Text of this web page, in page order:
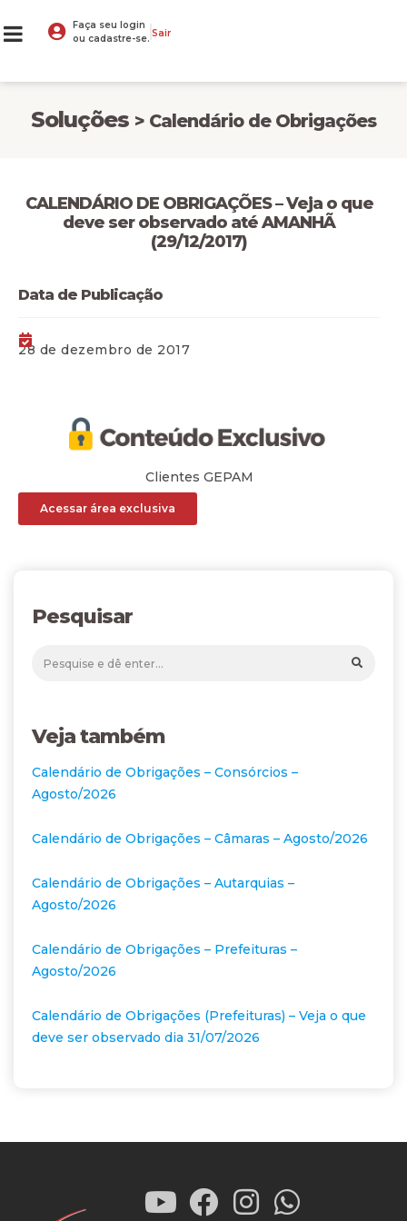
Faça seu login
ou cadastre-se. Sair
Soluções > Calendário de Obrigações
CALENDÁRIO DE OBRIGAÇÕES – Veja o que
deve ser observado até AMANHÃ
(29/12/2017)
Data de Publicação
28 de dezembro de 2017
Clientes GEPAM
Acessar área exclusiva
Pesquisar
Veja também
Calendário de Obrigações – Consórcios –
Agosto/2026
Calendário de Obrigações – Câmaras – Agosto/2026
Calendário de Obrigações – Autarquias –
Agosto/2026
Calendário de Obrigações – Prefeituras –
Agosto/2026
Calendário de Obrigações (Prefeituras) – Veja o que
deve ser observado dia 31/07/2026